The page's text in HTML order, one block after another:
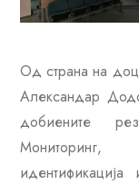
Од страна на
Александар
добиените
идентификација